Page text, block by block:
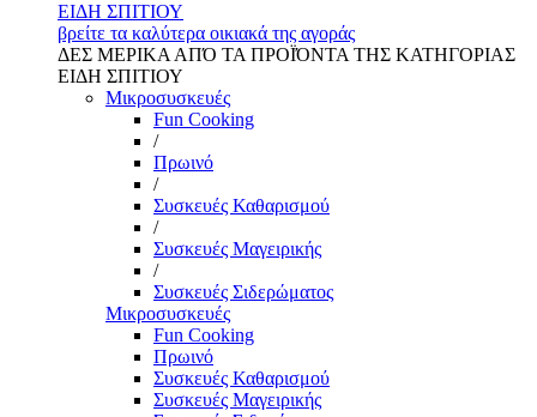
ΕΙΔΗ ΣΠΙΤΙΟΥ
βρείτε τα καλύτερα οικιακά της αγοράς
ΔΕΣ ΜΕΡΙΚΑ ΑΠΌ ΤΑ ΠΡΟΪΌΝΤΑ ΤΗΣ ΚΑΤΗΓΟΡΙΑΣ
ΕΙΔΗ ΣΠΙΤΙΟΥ
Μικροσυσκευές
Fun Cooking
/
Πρωινό
/
Συσκευές Καθαρισμού
/
Συσκευές Μαγειρικής
/
Συσκευές Σιδερώματος
Μικροσυσκευές
Fun Cooking
Πρωινό
Συσκευές Καθαρισμού
Συσκευές Μαγειρικής